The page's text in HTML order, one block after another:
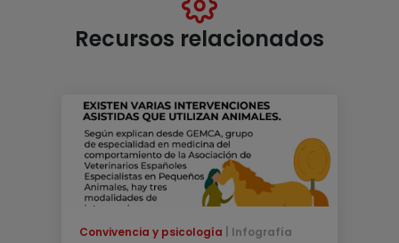
Recursos relacionados
Convivencia y psicología Infografía